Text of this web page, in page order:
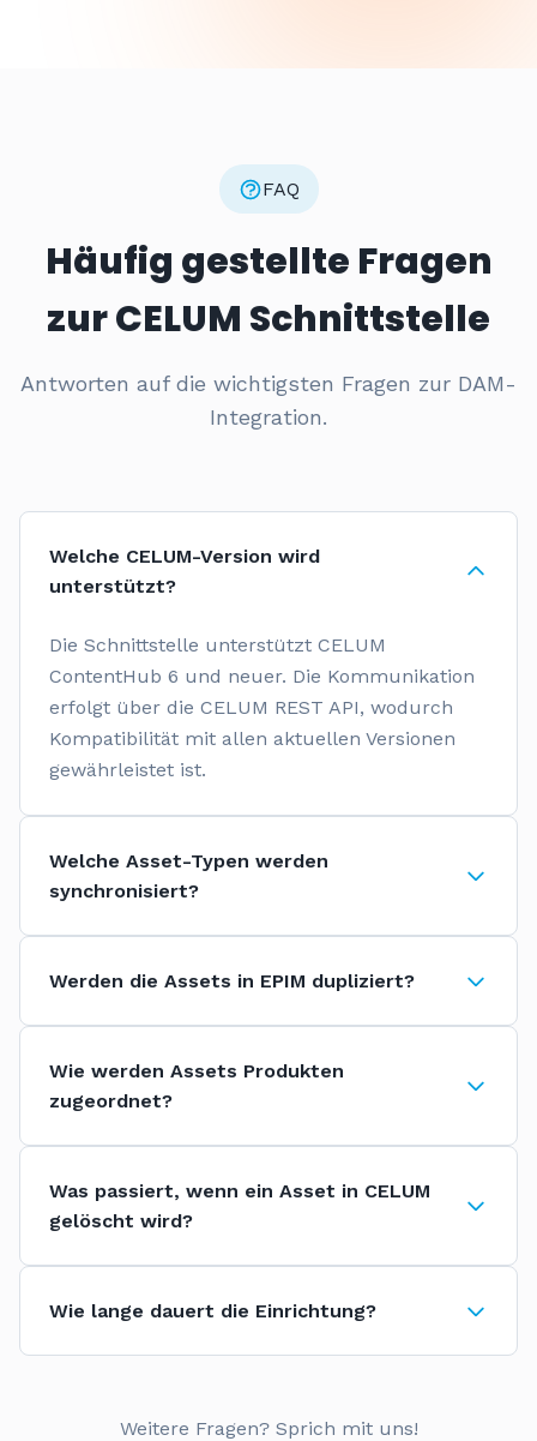
FAQ
Häufig gestellte Fragen
zur CELUM Schnittstelle
Antworten auf die wichtigsten Fragen zur DAM-
Integration.
Welche CELUM-Version wird
unterstützt?
Die Schnittstelle unterstützt CELUM
ContentHub 6 und neuer. Die Kommunikation
erfolgt über die CELUM REST API, wodurch
Kompatibilität mit allen aktuellen Versionen
gewährleistet ist.
Welche Asset-Typen werden
synchronisiert?
Werden die Assets in EPIM dupliziert?
Wie werden Assets Produkten
zugeordnet?
Was passiert, wenn ein Asset in CELUM
gelöscht wird?
Wie lange dauert die Einrichtung?
Weitere Fragen? Sprich mit uns!